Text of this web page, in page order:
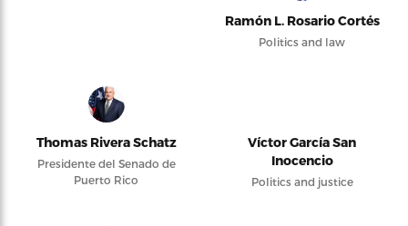
Ramón L. Rosario Cortés
Politics and law
Thomas Rivera Schatz
Presidente del Senado de
Puerto Rico
Víctor García San
Inocencio
Politics and justice